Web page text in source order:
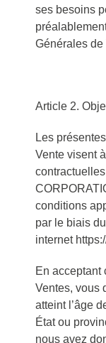
ses besoins
Générales de
Article 2.
Les
Vente visent
conditions
par le biais
internet
En acceptant
Ventes, vous
atteint l’âge
État ou
nous avez